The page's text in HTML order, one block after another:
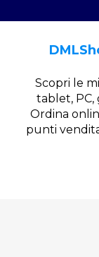
Scopri le
tablet, PC,
Ordina
punti